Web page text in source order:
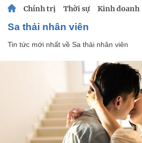
Chính trị Thời sự Kinh doanh
Sa thải nhân viên
Tin tức mới nhất về Sa thải nhân viên